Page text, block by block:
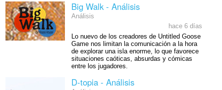
Big Walk - Análisis
Análisis
hace 6 días
Lo nuevo de los creadores de Untitled Goose
Game nos limitan la comunicación a la hora
de explorar una isla enorme, lo que favorece
situaciones caóticas, absurdas y cómicas
entre los jugadores.
D-topia - Análisis